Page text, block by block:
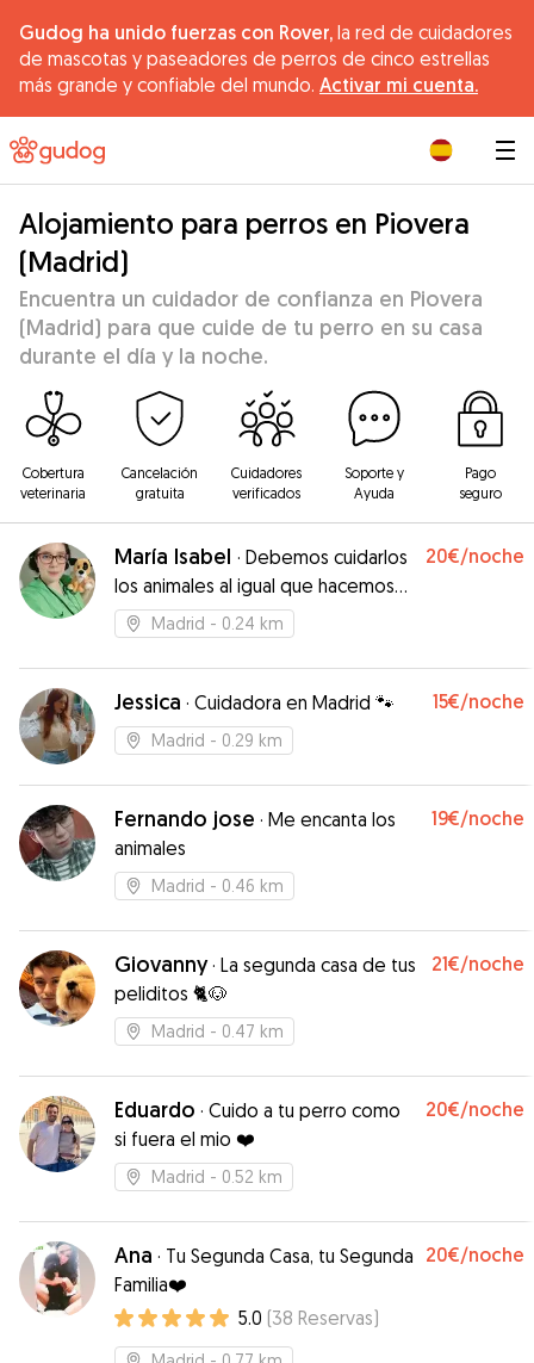
Gudog ha unido fuerzas con Rover, la red de cuidadores
de mascotas y paseadores de perros de cinco estrellas
más grande y confiable del mundo. Activar mi cuenta.
Alojamiento para perros en Piovera
(Madrid)
Encuentra un cuidador de confianza en Piovera
(Madrid) para que cuide de tu perro en su casa
durante el día y la noche.
Cobertura
veterinaria
Cancelación
gratuita
Cuidadores
verificados
Soporte y
Ayuda
Pago
seguro
María Isabel · Debemos cuidarlos
los animales al igual que hacemos
con los niños"
20€/noche
Madrid - 0.24 km
Jessica · Cuidadora en Madrid 🐾 15€/noche
Madrid - 0.29 km
Fernando jose · Me encanta los
animales
19€/noche
Madrid - 0.46 km
Giovanny· La segunda casa de tus
peliditos 🐈🐶
21€/noche
Madrid - 0.47 km
Eduardo · Cuido a tu perro como
si fuera el mio ❤️
20€/noche
Madrid - 0.52 km
Ana · Tu Segunda Casa, tu Segunda
Familia❤️
20€/noche
5.0 (38 Reservas)